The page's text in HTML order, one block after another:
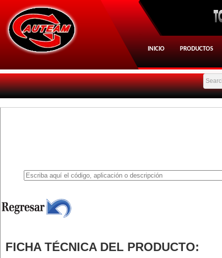
INICIO PRODUCTOS
FICHA TÉCNICA DEL PRODUCTO: